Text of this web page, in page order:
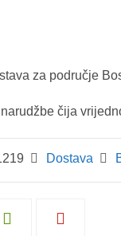
za područje
čija
Dostava